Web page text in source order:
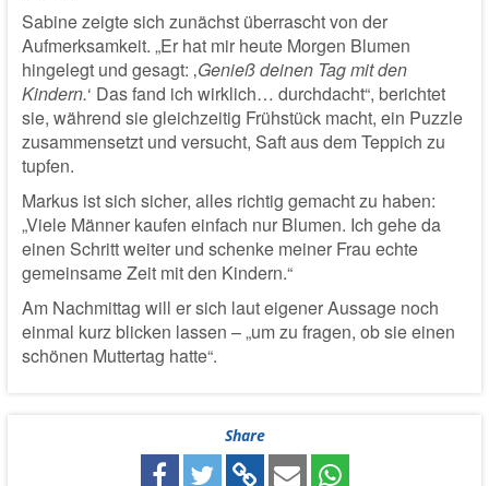
Sabine zeigte sich zunächst überrascht von der
Aufmerksamkeit. „Er hat mir heute Morgen Blumen
hingelegt und gesagt: ‚Genieß deinen Tag mit den
Kindern.‘ Das fand ich wirklich… durchdacht“, berichtet
sie, während sie gleichzeitig Frühstück macht, ein Puzzle
zusammensetzt und versucht, Saft aus dem Teppich zu
tupfen.
Markus ist sich sicher, alles richtig gemacht zu haben:
„Viele Männer kaufen einfach nur Blumen. Ich gehe da
einen Schritt weiter und schenke meiner Frau echte
gemeinsame Zeit mit den Kindern.“
Am Nachmittag will er sich laut eigener Aussage noch
einmal kurz blicken lassen – „um zu fragen, ob sie einen
schönen Muttertag hatte“.
Share